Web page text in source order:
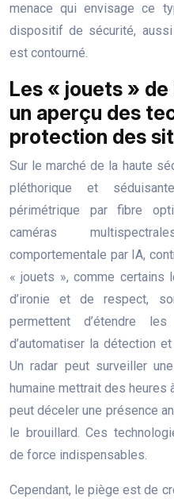
menace qui envisage ce
dispositif de sécurité,
est contourné.
Les « jouets »
un aperçu des
protection des
Sur le marché de la haute
pléthorique et
périmétrique par fibre
caméras
comportementale par IA,
« jouets », comme certains
d’ironie et de respect,
permettent d’étendre
d’automatiser la détection
Un radar peut surveiller
humaine mettrait des heures
peut déceler une présence
le brouillard. Ces
de force indispensables.
Cependant, le piège est de